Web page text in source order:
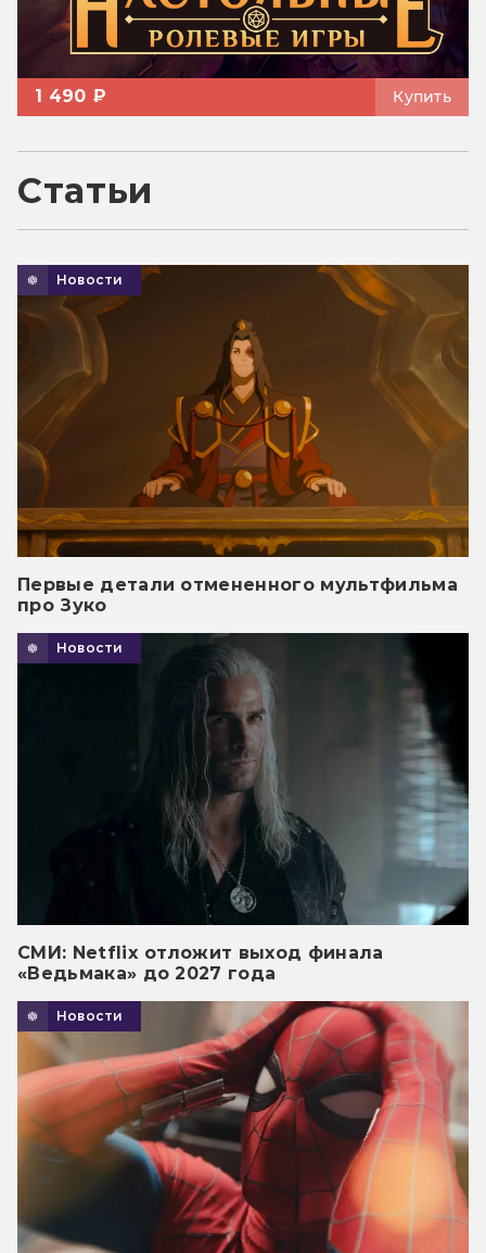
1 490 ₽ Купить
Статьи
Новости
Первые детали отмененного мультфильма
про Зуко
Новости
СМИ: Netflix отложит выход финала
«Ведьмака» до 2027 года
Новости